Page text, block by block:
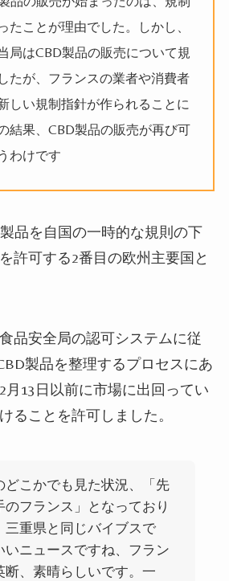
たことが理由でした。しかし、
局はCBD製品の販売について規
たが、フランスの業者や消費者
しい規制指針が作られることに
結果、CBD製品の販売が再び可
わけです
品を自国の一時的な規則の下
許可する2番目の欧州主要国と
品安全局の認可システムに従
製品を整理するプロセスにあ
月13日以前に市場に出回ってい
ることを許可しました。
どこかでも見た状況、「先
のフランス」となっており
三重県と同じバイブスで
いニュースですね、フラン
、 素晴らしいです。一